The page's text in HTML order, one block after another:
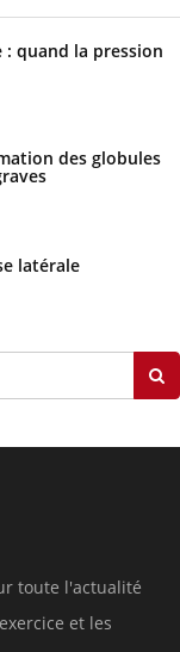
quand la pression
des globules
latérale
toute l'actualité
et les